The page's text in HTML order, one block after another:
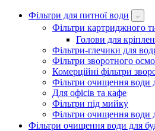
Фільтри для питної води
Фільтри картриджного
Голови для
Фільтри-глечики для
Фільтри зворотного
Комерційні фільтри
Фільтри очищення води
Для офісів та кафе
Фільтри під мийку
Фільтри очищення води
Фільтри очищення води для